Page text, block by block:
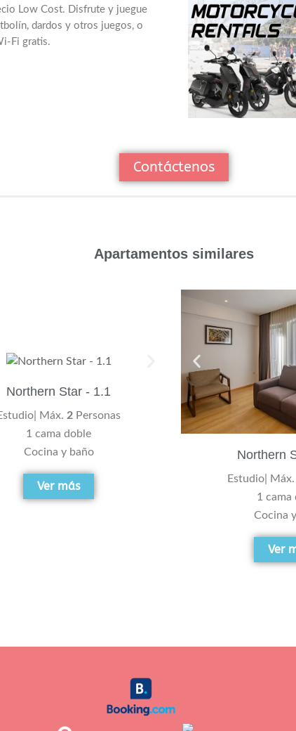
Low Cost. Disfrute y juegue
dardos y otros juegos, o
Fi gratis.
Contáctenos
Apartamentos similares
Northern Star - 1.1
Máx. 2 Personas
1 cama doble
Cocina y baño
Ver más
Northern
Estudio| Máx.
1 cama
Cocina
Ver